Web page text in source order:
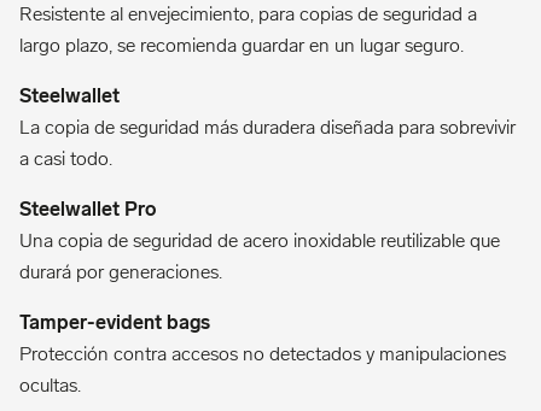
Resistente al envejecimiento, para copias de seguridad a
largo plazo, se recomienda guardar en un lugar seguro.
La copia de seguridad más duradera diseñada para sobrevivir
a casi todo.
Una copia de seguridad de acero inoxidable reutilizable que
durará por generaciones.
Protección contra accesos no detectados y manipulaciones
ocultas.